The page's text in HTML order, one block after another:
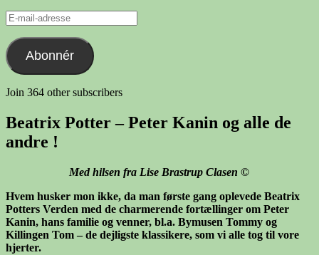
E-
mail-
adresse
Abonnér
Join 364 other subscribers
Beatrix Potter – Peter Kanin og alle de
andre !
Med hilsen fra Lise Brastrup Clasen©
Hvem husker mon ikke, da man første gang oplevede Beatrix
Potters Verden med de charmerende fortællinger om Peter
Kanin, hans familie og venner, bl.a. Bymusen Tommy og
Killingen Tom – de dejligste klassikere, som vi alle tog til vore
hjerter.